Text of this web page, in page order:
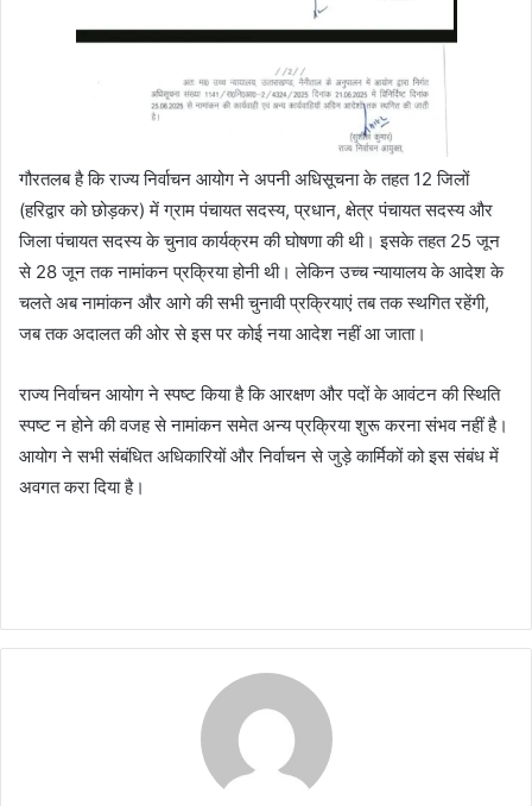
गौरतलब है कि राज्य निर्वाचन आयोग ने अपनी अधिसूचना के तहत 12 जिलों
(हरिद्वार को छोड़कर) में ग्राम पंचायत सदस्य, प्रधान, क्षेत्र पंचायत सदस्य और
जिला पंचायत सदस्य के चुनाव कार्यक्रम की घोषणा की थी। इसके तहत 25 जून
से 28 जून तक नामांकन प्रक्रिया होनी थी। लेकिन उच्च न्यायालय के आदेश के
चलते अब नामांकन और आगे की सभी चुनावी प्रक्रियाएं तब तक स्थगित रहेंगी,
जब तक अदालत की ओर से इस पर कोई नया आदेश नहीं आ जाता।
राज्य निर्वाचन आयोग ने स्पष्ट किया है कि आरक्षण और पदों के आवंटन की स्थिति
स्पष्ट न होने की वजह से नामांकन समेत अन्य प्रक्रिया शुरू करना संभव नहीं है।
आयोग ने सभी संबंधित अधिकारियों और निर्वाचन से जुड़े कार्मिकों को इस संबंध में
अवगत करा दिया है।